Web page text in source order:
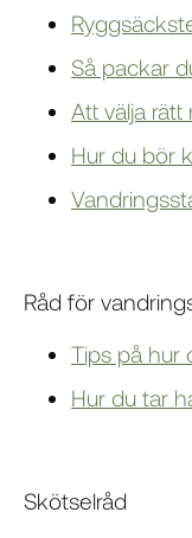
Så packar
Att välja
Hur du bör
Råd för
Tips på hur
Hur du tar
Skötselråd